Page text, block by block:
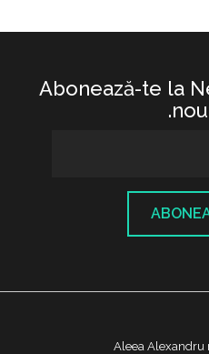
Abonează-te la
Aleea Alexandru